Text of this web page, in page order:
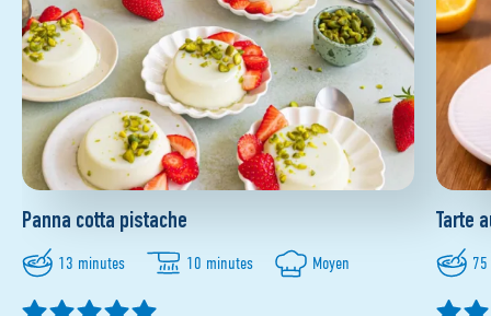
Panna cotta pistache
13 minutes 10 minutes Moyen
Tarte